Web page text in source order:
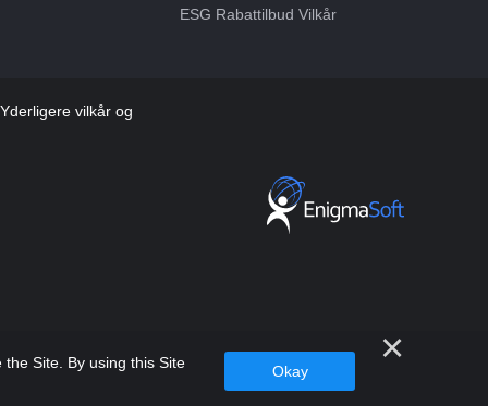
ESG Rabattilbud Vilkår
vilkår og
Site. By using this Site